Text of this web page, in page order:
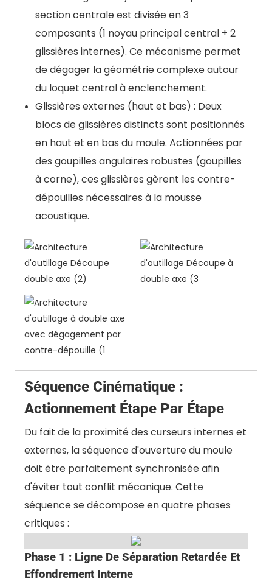
section centrale est divisée en 3
composants (1 noyau principal central + 2
glissières internes). Ce mécanisme permet
de dégager la géométrie complexe autour
du loquet central à enclenchement.
Glissières externes (haut et bas) : Deux
blocs de glissières distincts sont positionnés
en haut et en bas du moule. Actionnées par
des goupilles angulaires robustes (goupilles
à corne), ces glissières gèrent les contre-
dépouilles nécessaires à la mousse
acoustique.
Séquence Cinématique :
Actionnement Étape Par Étape
Du fait de la proximité des curseurs internes et
externes, la séquence d'ouverture du moule
doit être parfaitement synchronisée afin
d'éviter tout conflit mécanique. Cette
séquence se décompose en quatre phases
critiques :
Phase 1 : Ligne De Séparation Retardée Et
Effondrement Interne